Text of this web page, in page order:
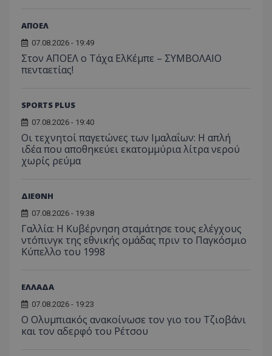
ΑΠΟΕΛ
07.08.2026 - 19:49
Στον ΑΠΟΕΛ ο Τάχα ΕλΚέμπε – ΣΥΜΒΟΛΑΙΟ
πενταετίας!
SPORTS PLUS
07.08.2026 - 19:40
Οι τεχνητοί παγετώνες των Ιμαλαΐων: Η απλή
ιδέα που αποθηκεύει εκατομμύρια λίτρα νερού
χωρίς ρεύμα
ΔΙΕΘΝΗ
07.08.2026 - 19:38
Γαλλία: Η Κυβέρνηση σταμάτησε τους ελέγχους
ντόπινγκ της εθνικής ομάδας πριν το Παγκόσμιο
Κύπελλο του 1998
ΕΛΛΑΔΑ
07.08.2026 - 19:23
Ο Ολυμπιακός ανακοίνωσε τον γιο του Τζιοβάνι
και τον αδερφό του Ρέτσου